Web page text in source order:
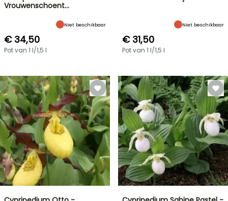
Vrouwenschoent…
Niet beschikbaar
€ 34,50
Pot van 1 l/1,5 l
Niet beschikbaar
€ 31,50
Pot van 1 l/1,5 l